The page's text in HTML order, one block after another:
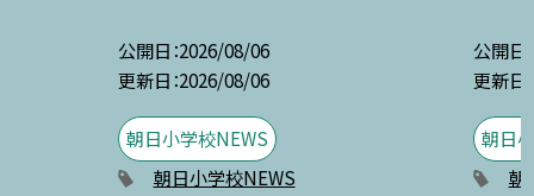
公開日 2026/08/06
更新日 2026/08/06
朝日小学校NEWS
朝日小学校NEWS
公開日
更新日
朝日
朝